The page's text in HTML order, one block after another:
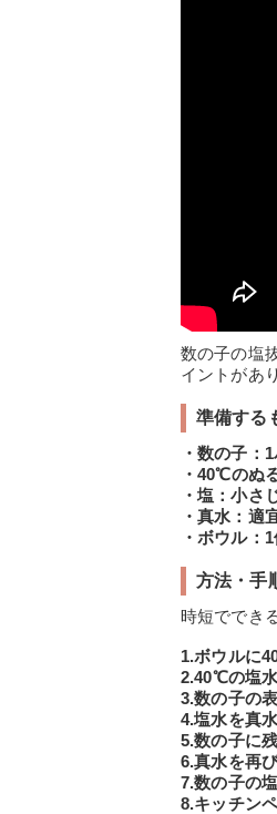
数の子の塩
イントがあ
準備する
・数の子：
・40℃のぬ
・塩：小さ
・真水：適
・ボウル：1
方法・手
時短ででき
1.ボウルに
2.40℃の塩
3.数の子の
4.塩水を真
5.数の子に
6.真水を再
7.数の子の
8.キッチン